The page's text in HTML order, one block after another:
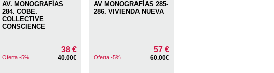
AV. MONOGRAFÍAS
284. COBE.
COLLECTIVE
CONSCIENCE
38 €
Oferta -5% 40.00€
AV MONOGRAFÍAS 285-
286. VIVIENDA NUEVA
57 €
Oferta -5% 60.00€